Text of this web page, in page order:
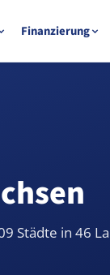
Finanzierung
Städte in 46